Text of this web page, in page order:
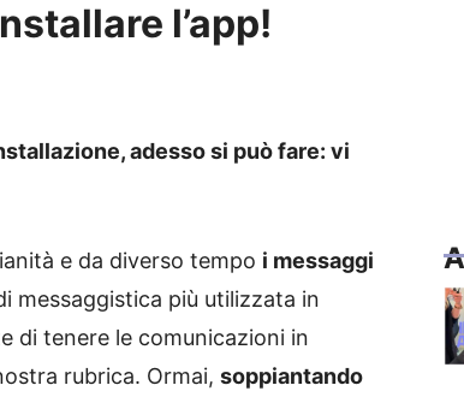
l’app!
adesso si può fare: vi
e da diverso tempo i messaggi
messaggistica più utilizzata in
di tenere le comunicazioni in
rubrica. Ormai, soppiantando